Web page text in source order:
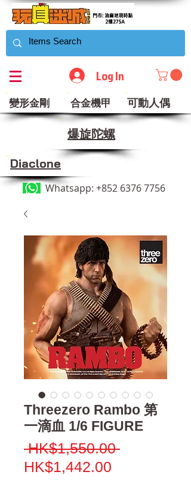
Log In
變形金剛 合金機甲 可動人偶
​爆旋陀螺
Diaclone
Whatsapp: +852 6376 7756
Threezero Rambo 第
一滴血 1/6 FIGURE
HK$1,550.00 Regular
HK$1,442.00